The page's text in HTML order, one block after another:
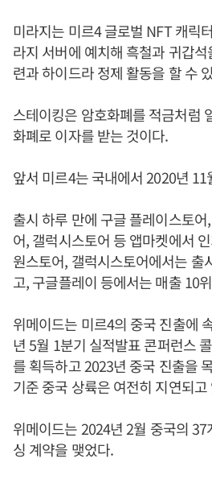
미라지는 미르4 글로벌 NFT 캐릭
라지 서버에 예치해 흑철과 귀갑
련과 하이드라 정제 활동을 할 수
스테이킹은 암호화폐를 적금처럼
화폐로 이자를 받는 것이다.
앞서 미르4는 국내에서 2020년
출시 하루 만에 구글 플레이스토
어, 갤럭시스토어 등 앱마켓에서
원스토어, 갤럭시스토어에서는 출
고, 구글플레이 등에서는 매출 10
위메이드는 미르4의 중국 진출에
년 5월 1분기 실적발표 콘퍼런스
를 획득하고 2023년 중국 진출을
기준 중국 상륙은 여전히 지연되고
위메이드는 2024년 2월 중국의 37
싱 계약을 맺었다.